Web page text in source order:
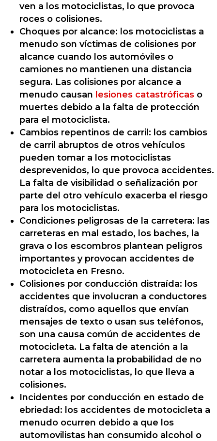
ven a los motociclistas, lo que provoca
roces o colisiones.
Choques por alcance: los motociclistas a
menudo son víctimas de colisiones por
alcance cuando los automóviles o
camiones no mantienen una distancia
segura. Las colisiones por alcance a
menudo causan lesiones catastróficas o
muertes debido a la falta de protección
para el motociclista.
Cambios repentinos de carril: los cambios
de carril abruptos de otros vehículos
pueden tomar a los motociclistas
desprevenidos, lo que provoca accidentes.
La falta de visibilidad o señalización por
parte del otro vehículo exacerba el riesgo
para los motociclistas.
Condiciones peligrosas de la carretera: las
carreteras en mal estado, los baches, la
grava o los escombros plantean peligros
importantes y provocan accidentes de
motocicleta en Fresno.
Colisiones por conducción distraída: los
accidentes que involucran a conductores
distraídos, como aquellos que envían
mensajes de texto o usan sus teléfonos,
son una causa común de accidentes de
motocicleta. La falta de atención a la
carretera aumenta la probabilidad de no
notar a los motociclistas, lo que lleva a
colisiones.
Incidentes por conducción en estado de
ebriedad: los accidentes de motocicleta a
menudo ocurren debido a que los
automovilistas han consumido alcohol o